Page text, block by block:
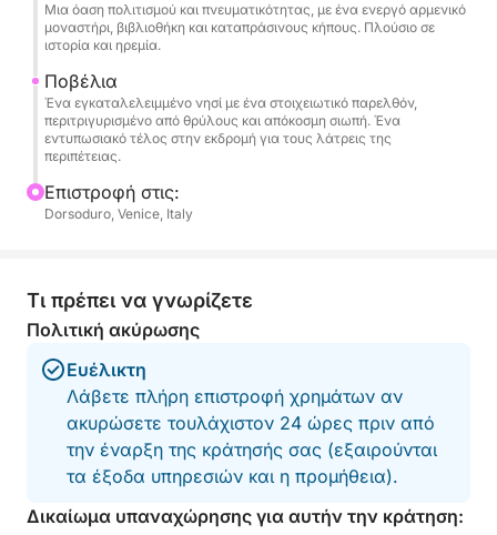
Μια όαση πολιτισμού και πνευματικότητας, με ένα ενεργό αρμενικό
μοναστήρι, βιβλιοθήκη και καταπράσινους κήπους. Πλούσιο σε
ιστορία και ηρεμία.
Ποβέλια
Ένα εγκαταλελειμμένο νησί με ένα στοιχειωτικό παρελθόν,
περιτριγυρισμένο από θρύλους και απόκοσμη σιωπή. Ένα
εντυπωσιακό τέλος στην εκδρομή για τους λάτρεις της
περιπέτειας.
Επιστροφή στις:
Dorsoduro, Venice, Italy
Τι πρέπει να γνωρίζετε
Πολιτική ακύρωσης
Ευέλικτη
Λάβετε πλήρη επιστροφή χρημάτων αν
ακυρώσετε τουλάχιστον 24 ώρες πριν από
την έναρξη της κράτησής σας (εξαιρούνται
τα έξοδα υπηρεσιών και η προμήθεια).
Δικαίωμα υπαναχώρησης για αυτήν την κράτηση: